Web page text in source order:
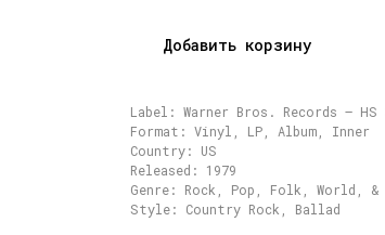
Добавить корзину
Label: Warner Bros. Records – HS
Format: Vinyl, LP, Album, Inner
Country: US
Released: 1979
Genre: Rock, Pop, Folk, World, &
Style: Country Rock, Ballad